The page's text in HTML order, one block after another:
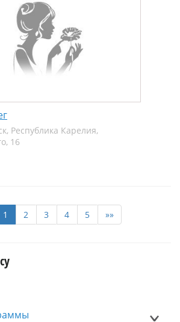
Республика Карелия,
16
1 2 3 4 5 »»